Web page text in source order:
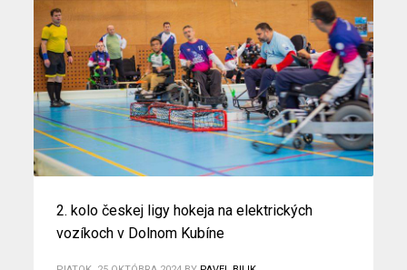
2. kolo českej ligy hokeja na elektrických
vozíkoch v Dolnom Kubíne